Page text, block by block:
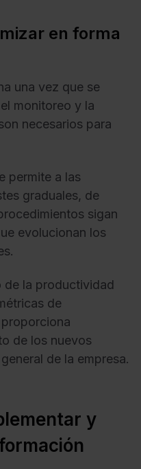
en forma
una vez que se
monitoreo y la
necesarios para
permite a las
graduales, de
sigan
evolucionan los
de la productividad
de
de los nuevos
de la empresa.
y